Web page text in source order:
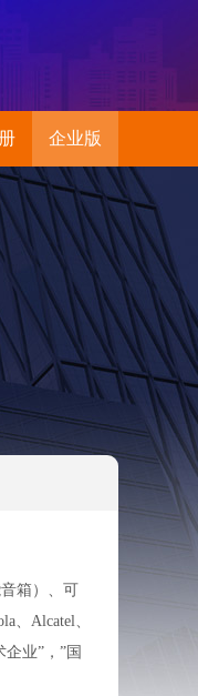
企业版
箱）、可
、Alcatel、
业”，”国